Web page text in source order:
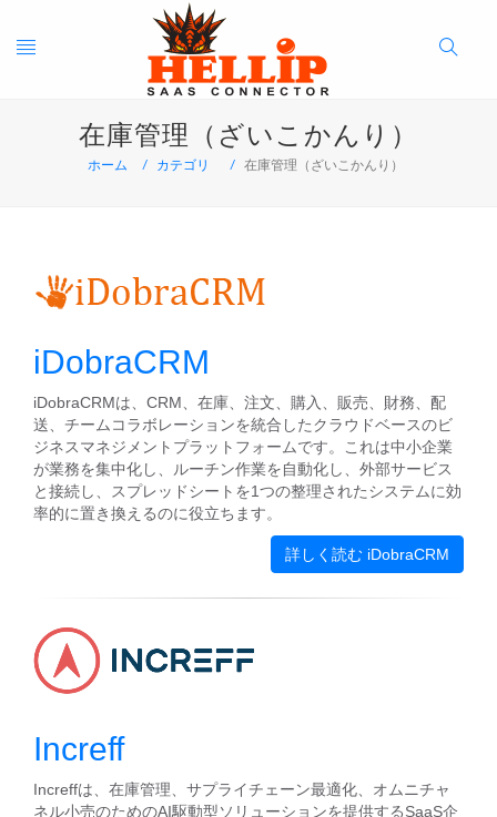
Toggle
navigation
Search
在庫管理（ざいこかんり）
ホーム カテゴリ 在庫管理（ざいこかんり）
iDobraCRM
iDobraCRMは、CRM、在庫、注文、購入、販売、財務、配
送、チームコラボレーションを統合したクラウドベースのビ
ジネスマネジメントプラットフォームです。これは中小企業
が業務を集中化し、ルーチン作業を自動化し、外部サービス
と接続し、スプレッドシートを1つの整理されたシステムに効
率的に置き換えるのに役立ちます。
詳しく読む iDobraCRM
Increff
Increffは、在庫管理、サプライチェーン最適化、オムニチャ
ネル小売のためのAI駆動型ソリューションを提供するSaaS企